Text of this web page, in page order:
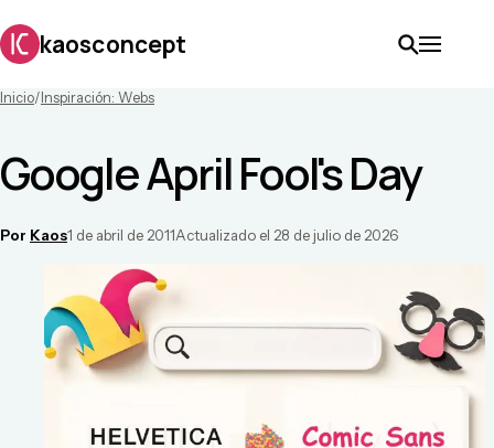
kaosconcept
Inicio/ Inspiración: Webs
Google April Fool's Day
Por Kaos1 de abril de 2011Actualizado el 28 de julio de 2026